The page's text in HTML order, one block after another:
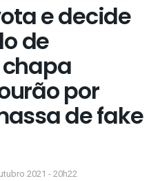
e decide
de
por
de fake
2021 - 20h22